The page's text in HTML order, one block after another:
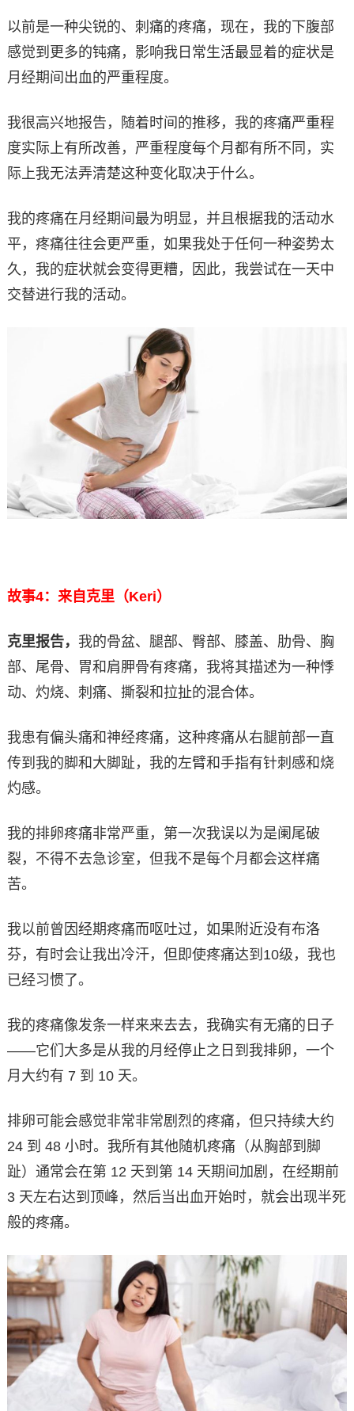
以前是一种尖锐的、刺痛的疼痛，现在，我的下腹部
感觉到更多的钝痛，影响我日常生活最显着的症状是
月经期间出血的严重程度。
我很高兴地报告，随着时间的推移，我的疼痛严重程
度实际上有所改善，严重程度每个月都有所不同，实
际上我无法弄清楚这种变化取决于什么。
我的疼痛在月经期间最为明显，并且根据我的活动水
平，疼痛往往会更严重，如果我处于任何一种姿势太
久，我的症状就会变得更糟，因此，我尝试在一天中
交替进行我的活动。
故事4：来自克里（Keri）
克里报告， 我的骨盆、腿部、臀部、膝盖、肋骨、胸
部、尾骨、胃和肩胛骨有疼痛，我将其描述为一种悸
动、灼烧、刺痛、撕裂和拉扯的混合体。
我患有偏头痛和神经疼痛，这种疼痛从右腿前部一直
传到我的脚和大脚趾，我的左臂和手指有针刺感和烧
灼感。
我的排卵疼痛非常严重，第一次我误以为是阑尾破
裂，不得不去急诊室，但我不是每个月都会这样痛
苦。
我以前曾因经期疼痛而呕吐过，如果附近没有布洛
芬，有时会让我出冷汗，但即使疼痛达到10级，我也
已经习惯了。
我的疼痛像发条一样来来去去，我确实有无痛的日子
——它们大多是从我的月经停止之日到我排卵，一个
月大约有 7 到 10 天。
排卵可能会感觉非常非常剧烈的疼痛，但只持续大约
24 到 48 小时。我所有其他随机疼痛（从胸部到脚
趾）通常会在第 12 天到第 14 天期间加剧，在经期前
3 天左右达到顶峰，然后当出血开始时，就会出现半死
般的疼痛。